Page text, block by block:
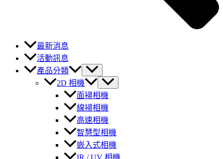
最新消息
活動訊息
產品分類
2D 相機
面掃相機
線掃相機
高速相機
智慧型相機
嵌入式相機
IR / UV 相機